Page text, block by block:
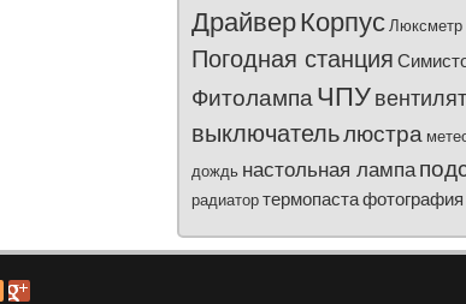
ДрайверКорпусЛюксметр
Погодная станция
ФитолампаЧПУ
выключательлюстра
дождь настольная лампа
радиатортермопастафотография